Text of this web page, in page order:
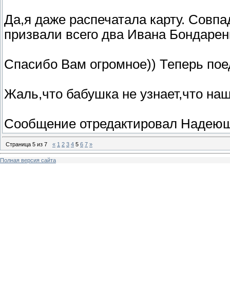
Да,я даже распечатала карту.
призвали всего два Ивана
Спасибо Вам огромное)) Теперь
Жаль,что бабушка не узнает,что
Сообщение отредактировал
Страница 5 из 7 « 1 2 3 4 5 6 7 »
Полная версия сайта